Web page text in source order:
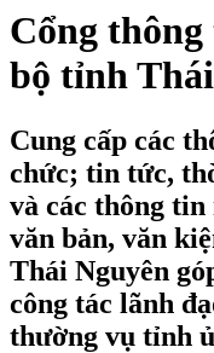
Cổng
bộ tỉnh
Cung cấp các
chức; tin tức,
và các thông
văn bản, văn
Thái Nguyên
công tác lãnh
thường vụ tỉnh